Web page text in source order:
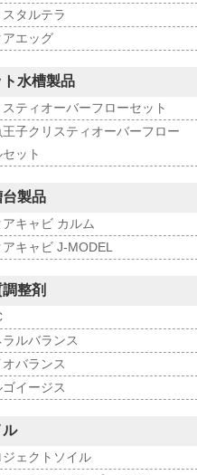
スタルテラ
アエッグ
ト水槽製品
スティオーバーフローセット
子クリスティオーバーフロー
ット
台製品
アキャビ カルム
アキャビ J-MODEL
整剤
ラルバランス
バランス
ゴイージス
ル
ジェクトソイル